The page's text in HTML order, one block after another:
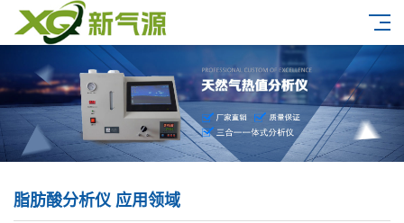
脂肪酸分析仪 应用领域